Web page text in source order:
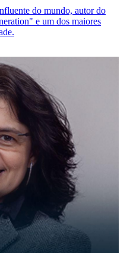
do mundo, autor do
e um dos maiores